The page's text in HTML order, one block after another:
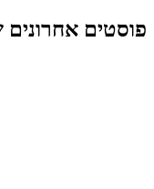
פוסטים אחרונים